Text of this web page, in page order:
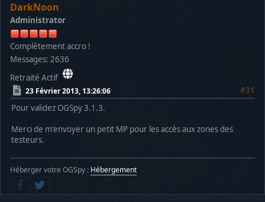
DarkNoon
Administrator
Complètement accro !
Messages: 2636
Retraité Actif
23 Février 2013, 13:26:06
#31
Pour validez OGSpy 3.1.3.
Merci de m'envoyer un petit MP pour les accès aux zones des
testeurs.
Héberger votre OGSpy : Hébergement